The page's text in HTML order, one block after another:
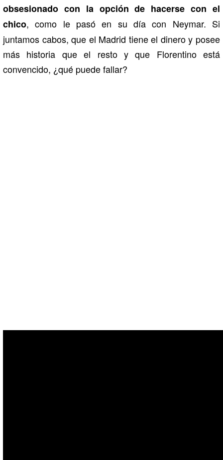
obsesionado con la opción de hacerse con el
chico, como le pasó en su día con Neymar. Si
juntamos cabos, que el Madrid tiene el dinero y posee
más historia que el resto y que Florentino está
convencido, ¿qué puede fallar?